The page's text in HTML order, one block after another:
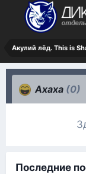
Акулий лёд. This is
Ахаха (0)
Последние